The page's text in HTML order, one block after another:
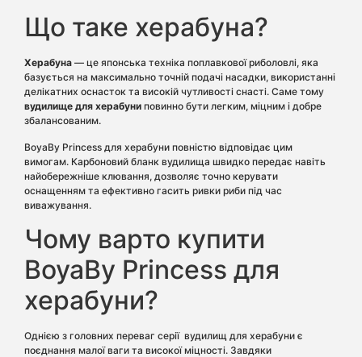
Що таке херабуна?
Херабуна — це японська техніка поплавкової риболовлі, яка
базується на максимально точній подачі насадки, використанні
делікатних оснасток та високій чутливості снасті. Саме тому
вудилище для херабуни повинно бути легким, міцним і добре
збалансованим.
BoyaBy Princess для херабуни повністю відповідає цим
вимогам. Карбоновий бланк вудилища швидко передає навіть
найобережніше клювання, дозволяє точно керувати
оснащенням та ефективно гасить ривки риби під час
виважування.
Чому варто купити
BoyaBy Princess для
херабуни?
Однією з головних переваг серії вудилищ для херабуни є
поєднання малої ваги та високої міцності. Завдяки